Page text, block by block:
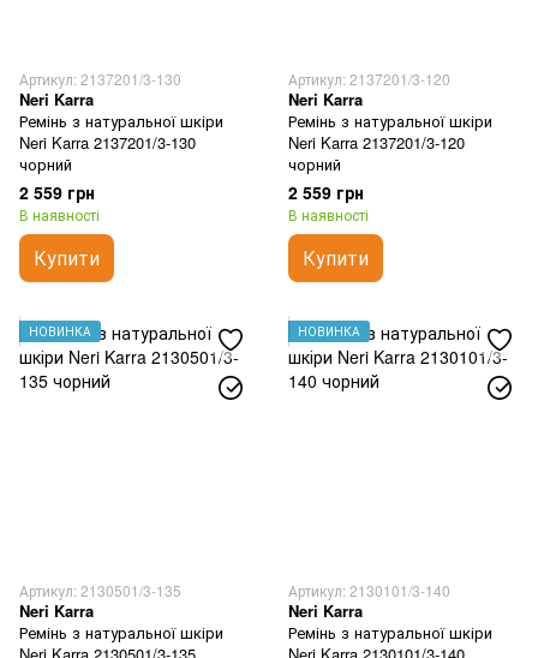
Артикул: 2137201/3-130
Neri Karra
Ремінь з натуральної шкіри
Neri Karra 2137201/3-130
чорний
2 559 грн
В наявності
Купити
Артикул: 2137201/3-120
Neri Karra
Ремінь з натуральної шкіри
Neri Karra 2137201/3-120
чорний
2 559 грн
В наявності
Купити
НОВИНКА
Артикул: 2130501/3-135
Neri Karra
Ремінь з натуральної шкіри
НОВИНКА
Артикул: 2130101/3-140
Neri Karra
Ремінь з натуральної шкіри